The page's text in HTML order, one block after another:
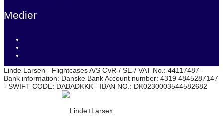
Medier
Linde Larsen - Flightcases A/S CVR-/ SE-/ VAT No.: 44117487 -
Bank information: Danske Bank Account number: 4319 4845287147
- SWIFT CODE: DABADKKK - IBAN NO.: DK0230003544582682